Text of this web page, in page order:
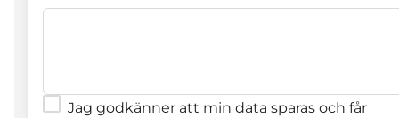
Jag godkänner att min data sparas och får